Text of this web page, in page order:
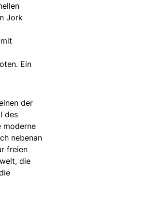
Jork
Ein
der
des
moderne
nebenan
freien
die